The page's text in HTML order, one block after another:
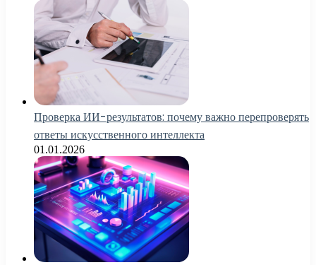
Проверка ИИ-результатов: почему важно перепроверять
ответы искусственного интеллекта
01.01.2026